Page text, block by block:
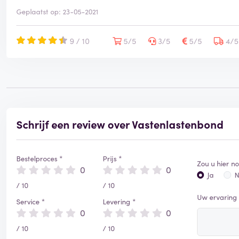
Geplaatst op: 23-05-2021
9 / 10 5/5 3/5 5/5 4/5
Schrijf een review over Vastenlastenbond
Bestelproces *
0
/ 10
Service *
0
/ 10
Prijs *
0
/ 10
Levering *
0
/ 10
Zou u hier
Ja
Uw ervaring